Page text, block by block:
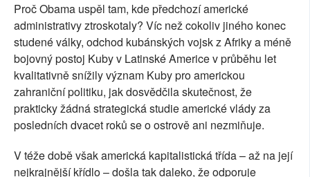
Proč Obama uspěl tam, kde předchozí americké
administrativy ztroskotaly? Víc než cokoliv jiného konec
studené války, odchod kubánských vojsk z Afriky a méně
bojovný postoj Kuby v Latinské Americe v průběhu let
kvalitativně snížily význam Kuby pro americkou
zahraniční politiku, jak dosvědčila skutečnost, že
prakticky žádná strategická studie americké vlády za
posledních dvacet roků se o ostrově ani nezmiňuje.
V téže době však americká kapitalistická třída – až na její
nejkrajnější křídlo – došla tak daleko, že odporuje